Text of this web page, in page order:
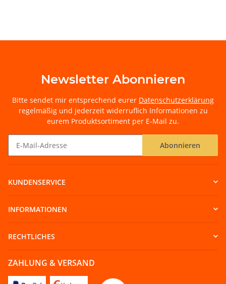
Newsletter Abonnieren
Bitte sendet mir entsprechend eurer Datenschutzerklärung
regelmäßig und jederzeit widerruflich Informationen zu
eurem Produktsortiment per E-Mail zu.
Abonnieren
KUNDENSERVICE
INFORMATIONEN
RECHTLICHES
ZAHLUNG & VERSAND